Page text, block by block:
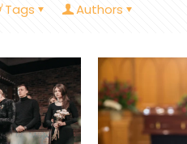
Tags Authors